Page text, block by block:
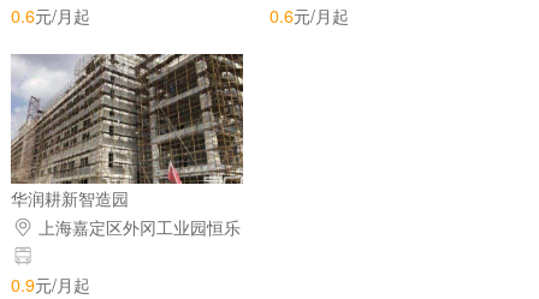
0.6元/月起
0.6元/月起
华润耕新智造园
上海嘉定区外冈工业园恒乐
路
0.9元/月起